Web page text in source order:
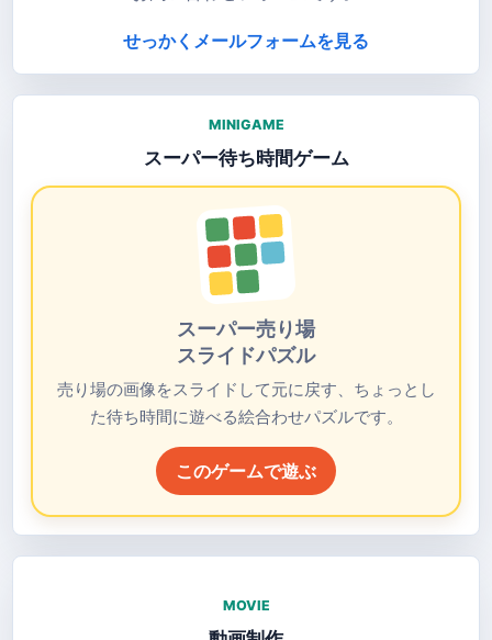
MINIGAME
スーパー待ち時間ゲーム
スーパー売り場
スライドパズル
売り場の画像をスライドして元に戻す、ちょっとし
た待ち時間に遊べる絵合わせパズルです。
このゲームで遊ぶ
せっかくメールフォームを見る
MOVIE